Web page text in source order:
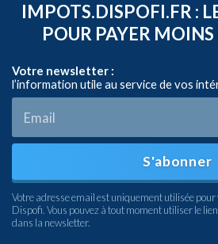
IMPOTS.DISPOFI.FR :
POUR PAYER
Votre newsletter :
l’information utile au service de vos
S'abonner
Votre adresse email est uniquement utilisée
Dispofi. Vous pouvez à tout moment utiliser le
dans la newsletter.